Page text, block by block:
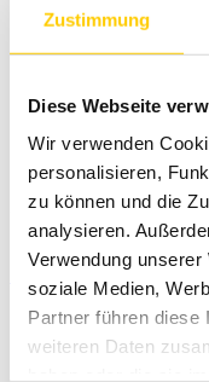
Zustimmung
Diese Webseite
Wir verwenden
personalisieren,
zu können und die
analysieren.
Verwendung
soziale Medien,
Partner führen diese
weiteren Daten
Jaudigs GNSS
precizitāti par cenu,
UZZINĀT VAIRĀK